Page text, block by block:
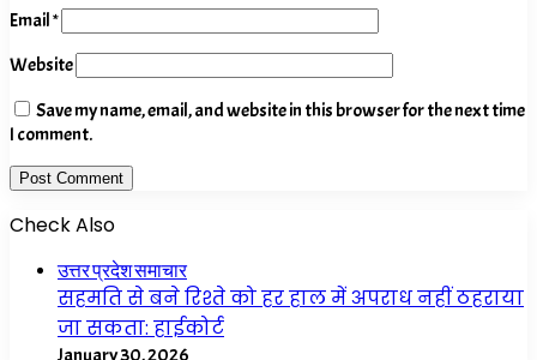
Email*
Website
Save my name, email, and website in this browser for the next time
I comment.
Check Also
उत्तर प्रदेश समाचार
सहमति से बने रिश्ते को हर हाल में अपराध नहीं ठहराया
जा सकता: हाईकोर्ट